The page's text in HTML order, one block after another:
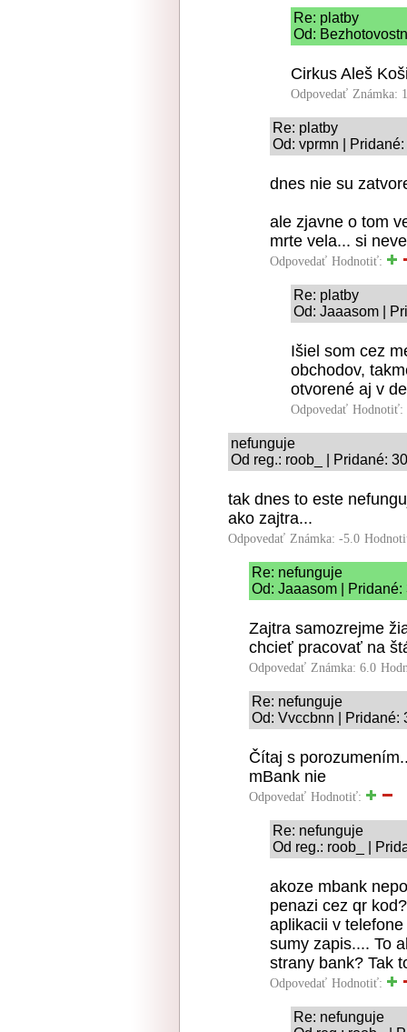
Re: platby
Od:
Cirkus Aleš
Odpovedať Známka:
Re: platby
Od: vprmn |
dnes nie su
ale zjavne o tom
mrte vela... si
Odpovedať Hodnotiť:
Re: platby
Od: Jaaasom |
Išiel som cez
obchodov,
otvorené aj v
Odpovedať Hodnotiť:
nefunguje
Od reg.: roob_ | Pridané:
tak dnes to este
ako zajtra...
Odpovedať Známka: -5.0
Re: nefunguje
Od: Jaaasom |
Zajtra samozrejme
chcieť pracovať na
Odpovedať Známka: 6.0
Re: nefunguje
Od: Vvccbnn | Pridané:
Čítaj s
mBank nie
Odpovedať Hodnotiť:
Re: nefunguje
Od reg.: roob_ |
akoze mbank
penazi cez qr
aplikacii v
sumy zapis.... To
strany bank? Tak
Odpovedať Hodnotiť:
Re: nefunguje